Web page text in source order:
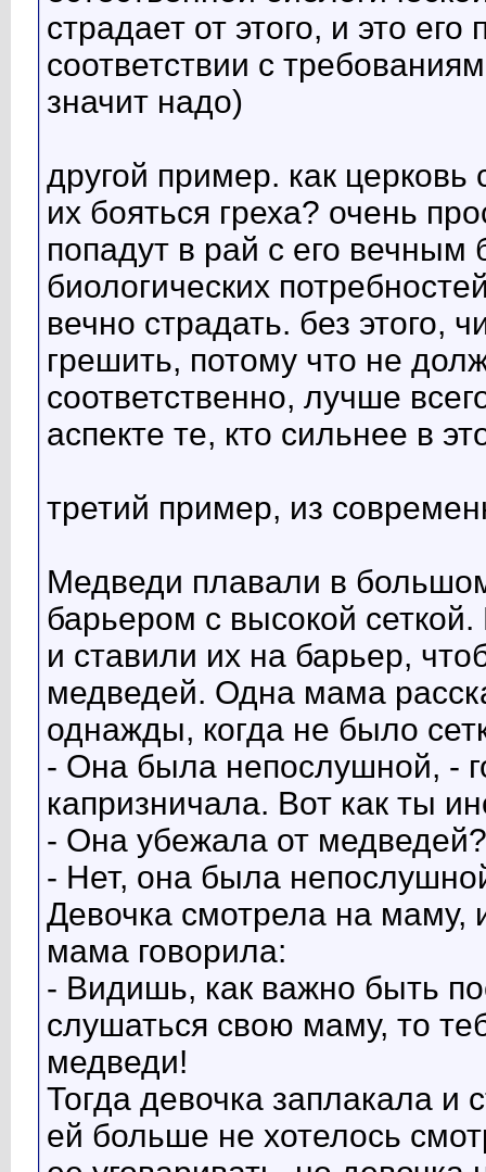
страдает от этого, и это
соответствии с
значит надо)
другой пример. как
их бояться греха? очень
попадут в рай с его
биологических
вечно страдать. без этого,
грешить, потому что не
соответственно, лучше
аспекте те, кто сильнее в
третий пример, из
Медведи плавали в
барьером с высокой
и ставили их на барьер,
медведей. Одна мама
однажды, когда не было
- Она была непослушной, -
капризничала. Вот как ты
- Она убежала от
- Нет, она была
Девочка смотрела на маму,
мама говорила:
- Видишь, как важно быть
слушаться свою маму, то
медведи!
Тогда девочка заплакала и
ей больше не хотелось